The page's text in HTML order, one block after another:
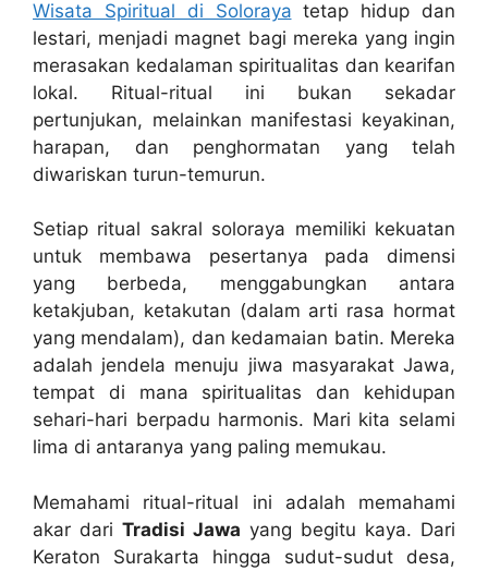
Wisata Spiritual di Soloraya tetap hidup dan
lestari, menjadi magnet bagi mereka yang ingin
merasakan kedalaman spiritualitas dan kearifan
lokal. Ritual-ritual ini bukan sekadar
pertunjukan, melainkan manifestasi keyakinan,
harapan, dan penghormatan yang telah
diwariskan turun-temurun.
Setiap ritual sakral soloraya memiliki kekuatan
untuk membawa pesertanya pada dimensi
yang berbeda, menggabungkan antara
ketakjuban, ketakutan (dalam arti rasa hormat
yang mendalam), dan kedamaian batin. Mereka
adalah jendela menuju jiwa masyarakat Jawa,
tempat di mana spiritualitas dan kehidupan
sehari-hari berpadu harmonis. Mari kita selami
lima di antaranya yang paling memukau.
Memahami ritual-ritual ini adalah memahami
akar dari Tradisi Jawa yang begitu kaya. Dari
Keraton Surakarta hingga sudut-sudut desa,